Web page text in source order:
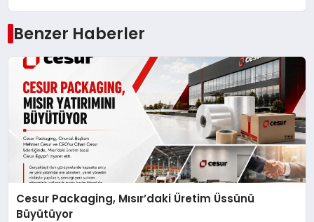
Benzer Haberler
Cesur Packaging, Mısır’daki Üretim Üssünü
Büyütüyor